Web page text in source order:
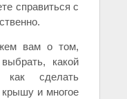
справиться с
вам о том,
какой
как сделать
крышу и многое